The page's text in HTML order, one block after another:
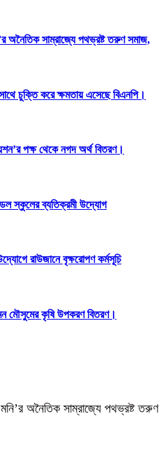
অনৈতিক সাম্রাজ্যে পথভ্রষ্ট তরুণ সমাজ,
চুক্তি করে ক্ষমতায় এসেছে বিএনপি।
পক্ষ থেকে নগদ অর্থ বিতরণ।
স্কুলের ব্যতিক্রমী উদ্যোগ
রাউজানে বৃক্ষরোপণ কর্মসূচি
মৌসুমের কৃষি উপকরণ বিতরণ।
মনি’র অনৈতিক সাম্রাজ্যে পথভ্রষ্ট তরুণ